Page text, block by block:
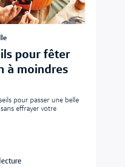
pour fêter
à moindres
pour passer une belle
effrayer votre